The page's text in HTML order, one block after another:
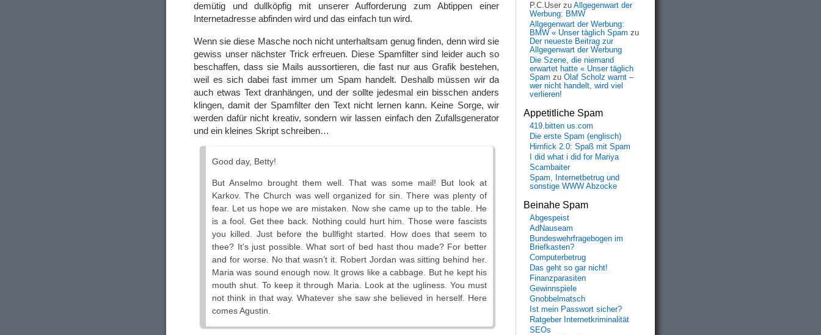
demütig und dullköpfig mit unserer Aufforderung zum Abtippen einer
Internetadresse abfinden wird und das einfach tun wird.
Wenn sie diese Masche noch nicht unterhaltsam genug finden, denn wird sie
gewiss unser nächster Trick erfreuen. Diese Spamfilter sind leider auch so
beschaffen, dass sie Mails aussortieren, die fast nur aus Grafik bestehen,
weil es sich dabei fast immer um Spam handelt. Deshalb müssen wir da
auch etwas Text dranhängen, und der sollte jedesmal ein bisschen anders
klingen, damit der Spamfilter den Text nicht lernen kann. Keine Sorge, wir
werden dafür nicht kreativ, sondern wir lassen einfach den Zufallsgenerator
und ein kleines Skript schreiben…
Good day, Betty!
But Anselmo brought them well. That was some mail! But look at
Karkov. The Church was well organized for sin. There was plenty of
fear. Let us hope we are mistaken. Now she came up to the table. He
is a fool. Get thee back. Nothing could hurt him. Those were fascists
you killed. Just before the bullfight started. How does that seem to
thee? It’s just possible. What sort of bed hast thou made? For better
and for worse. No that wasn’t it. Robert Jordan was sitting behind her.
Maria was sound enough now. It grows like a cabbage. But he kept his
mouth shut. To keep it through Maria. Look at the ugliness. You must
not think in that way. Whatever she saw she believed in herself. Here
comes Agustin.
P.C.User zu Allgegenwart der
Werbung: BMW
Allgegenwart der Werbung:
BMW « Unser täglich Spam zu
Der neueste Beitrag zur
Allgegenwart der Werbung
Die Szene, die niemand
erwartet hatte « Unser täglich
Spam zu Olaf Scholz warnt –
wer nicht handelt, wird viel
verlieren!
Appetitliche Spam
419.bitten us.com
Die erste Spam (englisch)
Hirnfick 2.0: Spaß mit Spam
I did what i did for Mariya
Scambaiter
Spam, Internetbetrug und
sonstige WWW Abzocke
Beinahe Spam
Abgespeist
AdNauseam
Bundeswehrfragebogen im
Briefkasten?
Computerbetrug
Das geht so gar nicht!
Finanzparasiten
Gewinnspiele
Gnobbelmatsch
Ist mein Passwort sicher?
Ratgeber Internetkriminalität
SEOs